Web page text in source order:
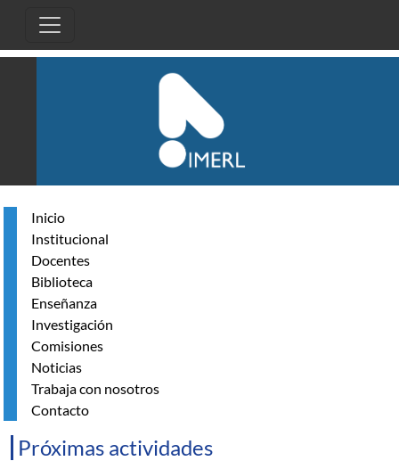
Inicio
Institucional
Docentes
Biblioteca
Enseñanza
Investigación
Comisiones
Noticias
Trabaja con nosotros
Contacto
Próximas actividades